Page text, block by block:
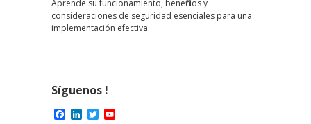
Aprende su funcionamiento, beneficios y
consideraciones de seguridad esenciales para una
implementación efectiva.
Síguenos !
Facebook
LinkedIn
Twitter